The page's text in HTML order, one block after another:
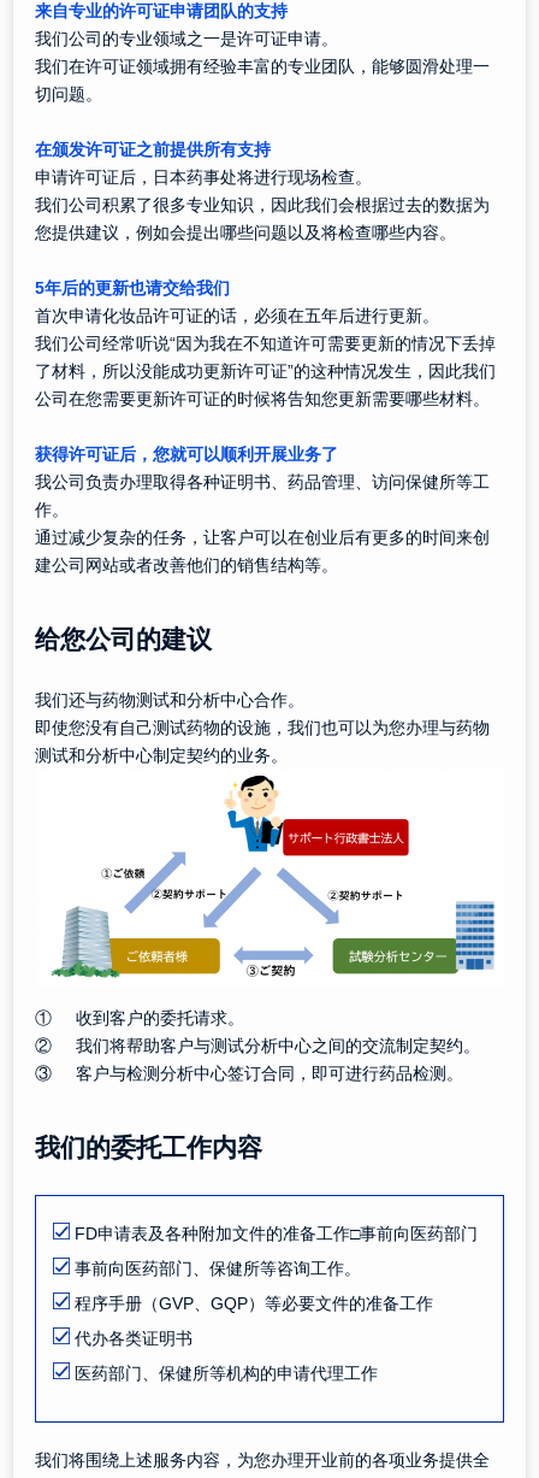
来自专业的许可证申请团队的支持
我们公司的专业领域之一是许可证申请。
我们在许可证领域拥有经验丰富的专业团队，能够圆滑处理一
切问题。
在颁发许可证之前提供所有支持
申请许可证后，日本药事处将进行现场检查。
我们公司积累了很多专业知识，因此我们会根据过去的数据为
您提供建议，例如会提出哪些问题以及将检查哪些内容。
5年后的更新也请交给我们
首次申请化妆品许可证的话，必须在五年后进行更新。
我们公司经常听说“因为我在不知道许可需要更新的情况下丢掉
了材料，所以没能成功更新许可证”的这种情况发生，因此我们
公司在您需要更新许可证的时候将告知您更新需要哪些材料。
获得许可证后，您就可以顺利开展业务了
我公司负责办理取得各种证明书、药品管理、访问保健所等工
作。
通过减少复杂的任务，让客户可以在创业后有更多的时间来创
建公司网站或者改善他们的销售结构等。
给您公司的建议
我们还与药物测试和分析中心合作。
即使您没有自己测试药物的设施，我们也可以为您办理与药物
测试和分析中心制定契约的业务。
① 收到客户的委托请求。
② 我们将帮助客户与测试分析中心之间的交流制定契约。
③ 客户与检测分析中心签订合同，即可进行药品检测。
我们的委托工作内容
FD申请表及各种附加文件的准备工作□事前向医药部门
事前向医药部门、保健所等咨询工作。
程序手册（GVP、GQP）等必要文件的准备工作
代办各类证明书
医药部门、保健所等机构的申请代理工作
我们将围绕上述服务内容，为您办理开业前的各项业务提供全